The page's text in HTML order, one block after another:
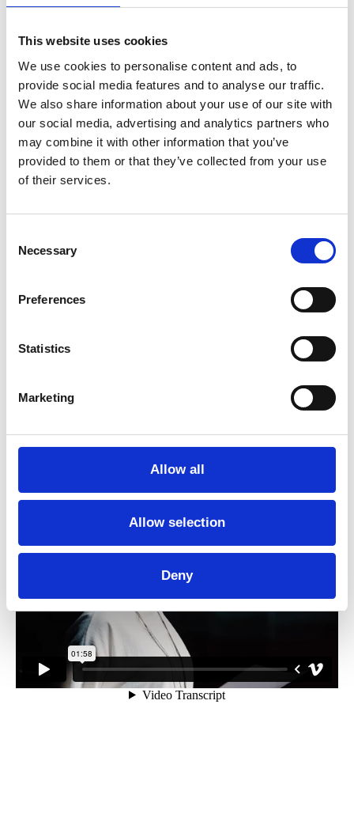
This website uses cookies
We use cookies to personalise content and ads, to
provide social media features and to analyse our traffic.
We also share information about your use of our site with
our social media, advertising and analytics partners who
may combine it with other information that you’ve
provided to them or that they’ve collected from your use
of their services.
Selection
Necessary
Preferences
Statistics
Marketing
Allow all
Allow selection
Deny